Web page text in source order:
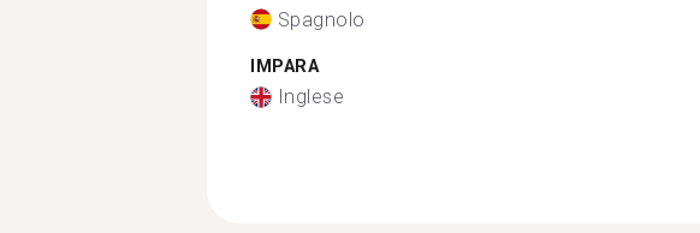
Spagnolo
IMPARA
Inglese